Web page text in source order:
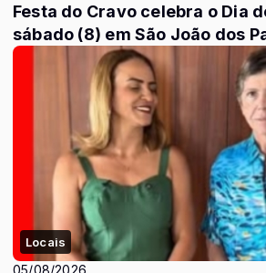
Festa do Cravo celebra o Dia dos Pais próximo
sábado (8) em São João dos
Locais
05/08/2026